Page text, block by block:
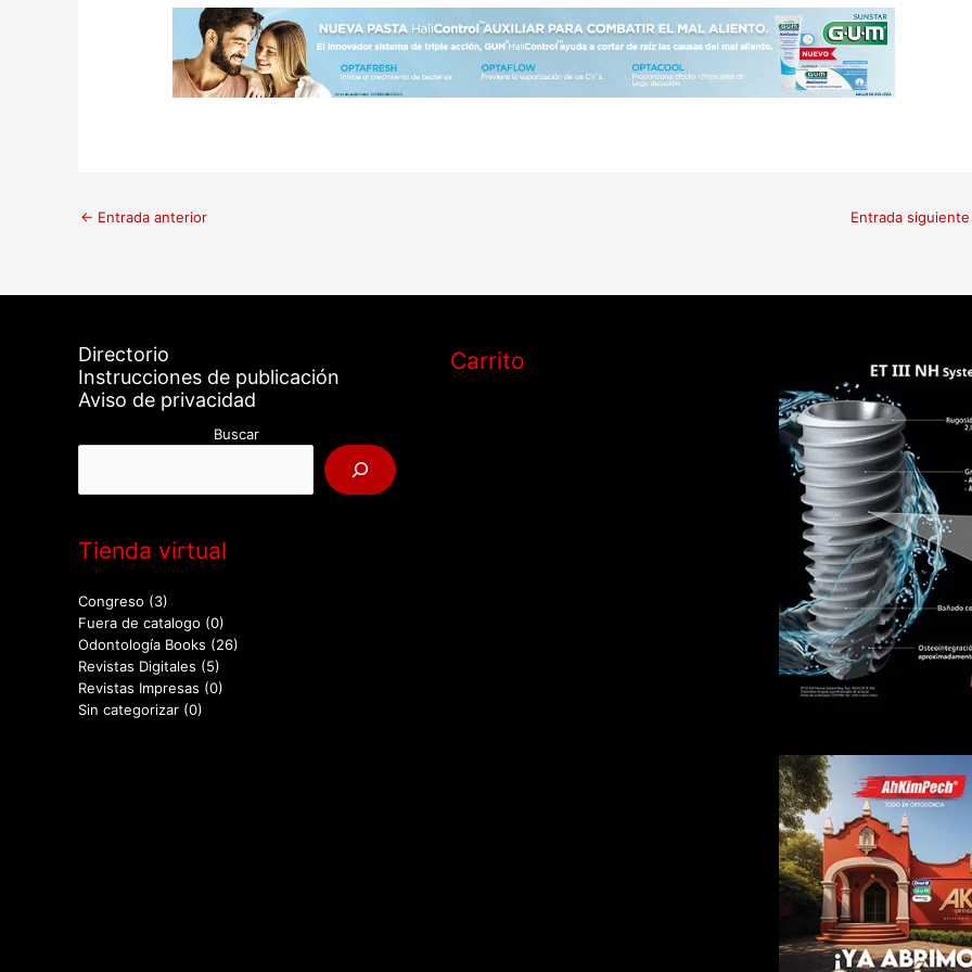
← Entrada anterior Entrada
Directorio
Instrucciones de publicación
Aviso de privacidad
Buscar
Tienda virtual
Congreso (3)
Fuera de catalogo (0)
Odontología Books (26)
Revistas Digitales (5)
Revistas Impresas (0)
Sin categorizar (0)
Carrito